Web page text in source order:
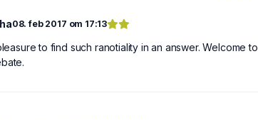
08. feb 2017 om 17:13
to find such ranotiality in an answer. Welcome to